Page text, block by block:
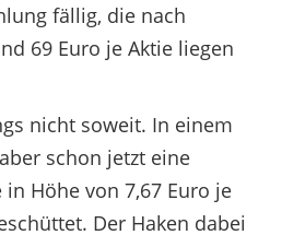
fällig, die nach
69 Euro je Aktie liegen
nicht soweit. In einem
schon jetzt eine
Höhe von 7,67 Euro je
Der Haken dabei